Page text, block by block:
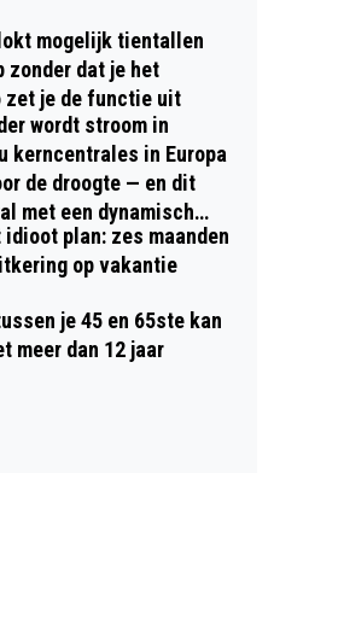
mogelijk tientallen
zonder dat je het
zet je de functie uit
wordt stroom in
kerncentrales in Europa
de droogte — en dit
met een dynamisch
idioot plan: zes maanden
op vakantie
je 45 en 65ste kan
meer dan 12 jaar